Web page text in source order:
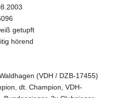
getupft
hörend
(VDH / DZB-17455)
dt. Champion, VDH-